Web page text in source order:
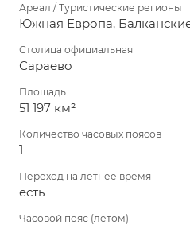
Ареал / Туристические регионы
Южная Европа,
Столица официальная
Сараево
Площадь
51 197 км²
Количество часовых поясов
1
Переход на летнее время
есть
Часовой пояс (летом)